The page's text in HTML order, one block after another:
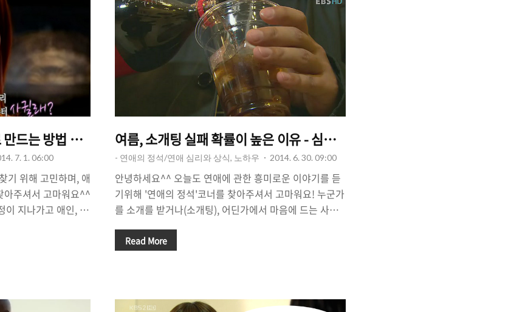
드는 방법 없을까?
7. 1. 06:00
기 위해 고민하며, 애
아주셔서 고마워요^^
이 지나가고 애인, 커
리고 있는 청춘남녀
이 참 슬퍼지기도 합
여름, 소개팅 실패 확률이 높은 이유 - 심리에 관한 이야기
- 연애의 정석/연애 심리와 상식, 노하우 2014. 6. 30. 09:00
안녕하세요^^ 오늘도 연애에 관한 흥미로운 이야기를 듣
기위해 '연애의 정석'코너를 찾아주셔서 고마워요! 누군가
를 소개를 받거나(소개팅), 어딘가에서 마음에 드는 사람
구로 만들고 싶은 마음이 생길 겁니다. 하지만 어떻게 접
름이 소개팅 성공 확률이 가장 낮습니다. 이것은 횟수와
Read More